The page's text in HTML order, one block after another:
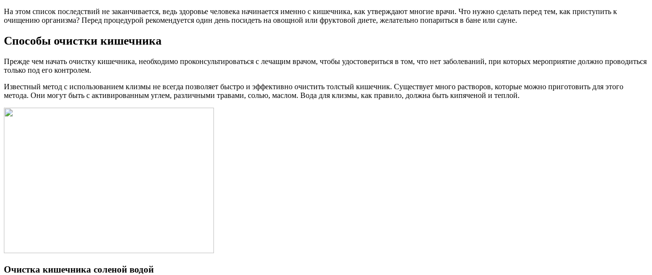
На этом список последствий не заканчивается, ведь здоровье человека начинается именно с кишечника, как утверждают многие врачи. Что нужно сделать перед тем, как приступить к
очищению организма? Перед процедурой рекомендуется один день посидеть на овощной или фруктовой диете, желательно попариться в бане или сауне.
Способы очистки кишечника
Прежде чем начать очистку кишечника, необходимо проконсультироваться с лечащим врачом, чтобы удостовериться в том, что нет заболеваний, при которых мероприятие должно проводиться
только под его контролем.
Известный метод с использованием клизмы не всегда позволяет быстро и эффективно очистить толстый кишечник. Существует много растворов, которые можно приготовить для этого
метода. Они могут быть с активированным углем, различными травами, солью, маслом. Вода для клизмы, как правило, должна быть кипяченой и теплой.
Очистка кишечника соленой водой